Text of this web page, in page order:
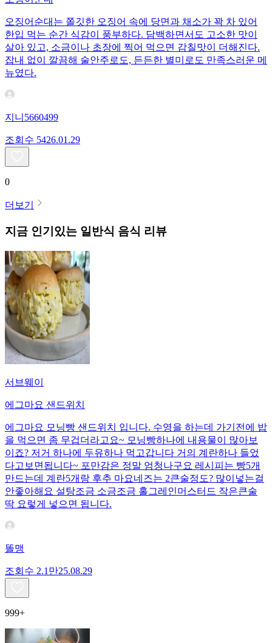
오징어순대는 쫄깃한 오징어 속에 당면과 채소가 꽉 차 있어
한입 먹는 순간 식감이 풍부하다. 담백하면서도 고소한 맛이
살아 있고, 소금이나 초장에 찍어 먹으면 감칠맛이 더해진다.
잡내 없이 깔끔해 술안주로도, 든든한 별미로도 만족스러운 메
뉴였다.
지니5660499
조회수 5426.01.29
0
더보기
지금 인기있는 일반식 음식 리뷰
서브웨이
에그마요 샌드위치
에그마요 모닝빵 샌드위치 입니다. 수영을 하는데 가기전에 밥
을 먹으면 좀 무겁더라고요~ 모닝빵하나에 내용물이 많아보
이죠? 저거 하나에 두유하나 먹고갑니다 거의 계란하나 들었
다고보면됩니다~ 포만감은 정말 엄청나구요 레시피는 빵5개
만드는데 계란5개랑 후추 마요네즈는 2큰술정도? 많이넣는걸
안좋아해요 설탕조금 소금조금 홀그레인머스터드 작은큰술
딱 요렇게 넣으면 됩니다.
똘맹
조회수 2.1만25.08.29
999+